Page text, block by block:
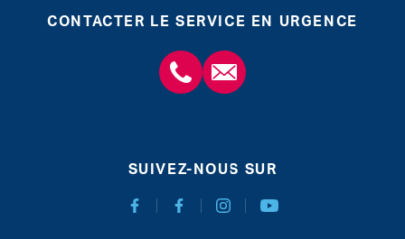
CONTACTER LE SERVICE EN URGENCE
+3243554120chirabdomle@chc.be
SUIVEZ-NOUS SUR
Facebook Chirurgie Abdominale
Facebook Chirurgie de l'obésité
InstagramYoutube